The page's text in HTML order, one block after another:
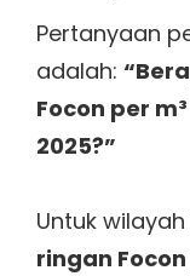
Pertanyaan
adalah:
Focon per
2025?”
Untuk
ringan Focon